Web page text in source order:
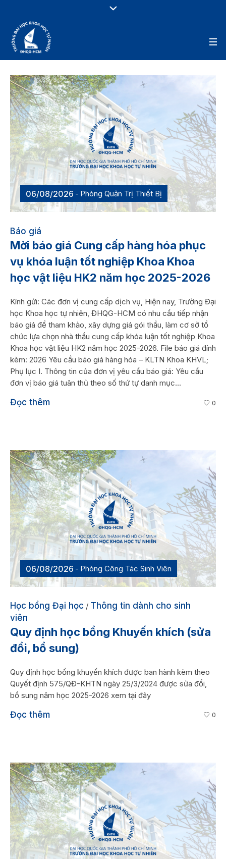
06/08/2026 Phòng Quản Trị Thiết Bị
Báo giá
Mời báo giá Cung cấp hàng hóa phục
vụ khóa luận tốt nghiệp Khoa Khoa
học vật liệu HK2 năm học 2025-2026
Kính gửi: Các đơn vị cung cấp dịch vụ, Hiện nay, Trường Đại
học Khoa học tự nhiên, ĐHQG-HCM có nhu cầu tiếp nhận
báo giá để tham khảo, xây dựng giá gói thầu, làm cơ sở tổ
chức lựa chọn nhà thầu cung cấp khóa luận tốt nghiệp Khoa
Khoa học vật liệu HK2 năm học 2025-2026. File báo giá đính
kèm: 2026 Yêu cầu báo giá hàng hóa – KLTN Khoa KHVL;
Phụ lục I. Thông tin của đơn vị yêu cầu báo giá: Yêu cầu
đơn vị báo giá tuân thủ theo số thứ tự danh mục...
Đọc thêm 0
06/08/2026 Phòng Công Tác Sinh Viên
Học bổng Đại học / Thông tin dành cho sinh
viên
Quy định học bổng Khuyến khích (sửa
đổi, bổ sung)
Quy định học bổng khuyến khích được ban hành kèm theo
Quyết định 575/QĐ-KHTN ngày 25/3/2024 được sửa đổi,
bổ sung năm học 2025-2026 xem tại đây
Đọc thêm 0